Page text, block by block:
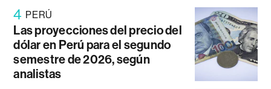
4 PERÚ
Las proyecciones del precio del
dólar en Perú para el segundo
semestre de 2026, según
analistas